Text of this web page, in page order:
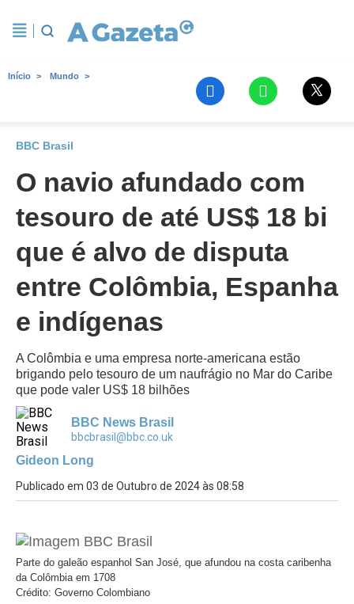
Início Mundo
BBC Brasil
O navio afundado com
tesouro de até US$ 18 bi
que é alvo de disputa
entre Colômbia, Espanha
e indígenas
A Colômbia e uma empresa norte-americana estão
brigando pelo tesouro de um naufrágio no Mar do Caribe
que pode valer US$ 18 bilhões
BBC News Brasil
bbcbrasil@bbc.co.uk
Gideon Long
Publicado em 03 de Outubro de 2024 às 08:58
Parte do galeão espanhol San José, que afundou na costa caribenha
da Colômbia em 1708
Crédito: Governo Colombiano